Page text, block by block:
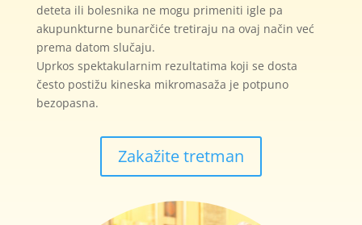
deteta ili bolesnika ne mogu primeniti igle pa
akupunkturne bunarčiće tretiraju na ovaj način već
prema datom slučaju.
Uprkos spektakularnim rezultatima koji se dosta
često postižu kineska mikromasaža je potpuno
bezopasna.
Zakažite tretman